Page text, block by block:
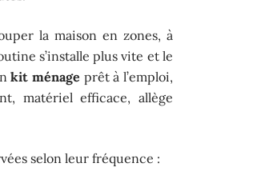
la maison en zones, à
s’installe plus vite et le
kit ménage prêt à l’emploi,
matériel efficace, allège
selon leur fréquence :